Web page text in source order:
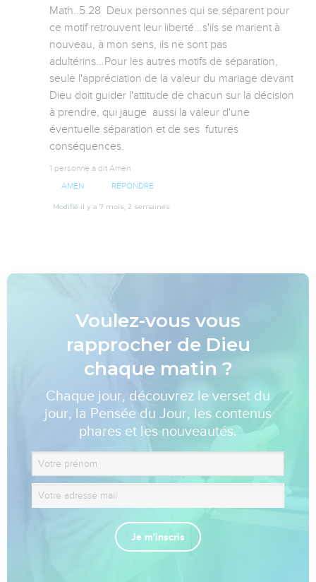
Math..5.28  Deux personnes qui se séparent pour
ce motif retrouvent leur liberté...s'ils se marient à
nouveau, à mon sens, ils ne sont pas
adultérins...Pour les autres motifs de séparation,
seule l'appréciation de la valeur du mariage devant
Dieu doit guider l'attitude de chacun sur la décision
à prendre, qui jauge  aussi la valeur d'une
éventuelle séparation et de ses  futures
conséquences.
1 personne a dit Amen
AMEN RÉPONDRE
Modifié il y a 7 mois, 2 semaines
Voulez-vous vous
rapprocher de Dieu
chaque matin ?
Chaque jour, découvrez le verset du
jour, la Pensée du Jour, les contenus
phares et les nouveautés.
Je m'inscris